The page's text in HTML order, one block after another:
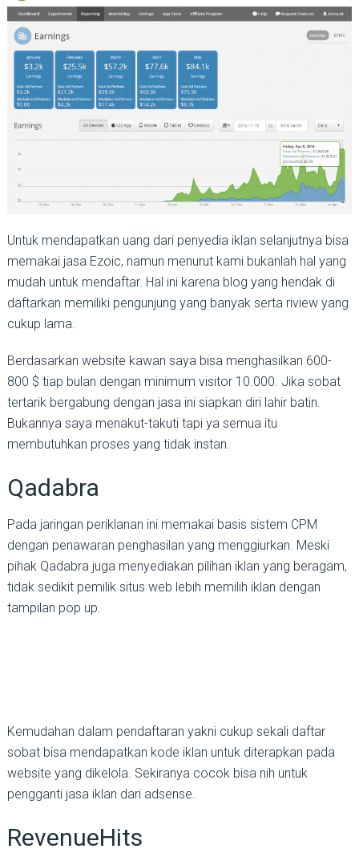
Untuk mendapatkan uang dari penyedia iklan selanjutnya bisa
memakai jasa Ezoic, namun menurut kami bukanlah hal yang
mudah untuk mendaftar. Hal ini karena blog yang hendak di
daftarkan memiliki pengunjung yang banyak serta riview yang
cukup lama.
Berdasarkan website kawan saya bisa menghasilkan 600-
800 $ tiap bulan dengan minimum visitor 10.000. Jika sobat
tertarik bergabung dengan jasa ini siapkan diri lahir batin.
Bukannya saya menakut-takuti tapi ya semua itu
membutuhkan proses yang tidak instan.
Qadabra
Pada jaringan periklanan ini memakai basis sistem CPM
dengan penawaran penghasilan yang menggiurkan. Meski
pihak Qadabra juga menyediakan pilihan iklan yang beragam,
tidak sedikit pemilik situs web lebih memilih iklan dengan
tampilan pop up.
Kemudahan dalam pendaftaran yakni cukup sekali daftar
sobat bisa mendapatkan kode iklan untuk diterapkan pada
website yang dikelola. Sekiranya cocok bisa nih untuk
pengganti jasa iklan dari adsense.
RevenueHits